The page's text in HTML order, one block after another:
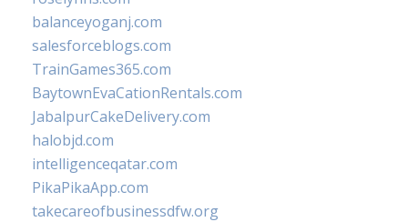
balanceyoganj.com
salesforceblogs.com
TrainGames365.com
BaytownEvaCationRentals.com
JabalpurCakeDelivery.com
halobjd.com
intelligenceqatar.com
PikaPikaApp.com
takecareofbusinessdfw.org